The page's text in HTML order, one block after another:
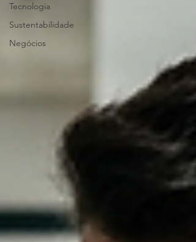
Tecnologia
Sustentabilidade
Negócios